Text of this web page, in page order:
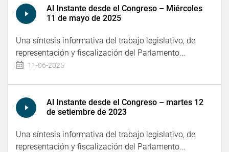
Al Instante desde el Congreso – Miércoles
11 de mayo de 2025
Una síntesis informativa del trabajo legislativo, de
representación y fiscalización del Parlamento...
11-06-2025
Al Instante desde el Congreso – martes 12
de setiembre de 2023
Una síntesis informativa del trabajo legislativo, de
representación y fiscalización del Parlamento...